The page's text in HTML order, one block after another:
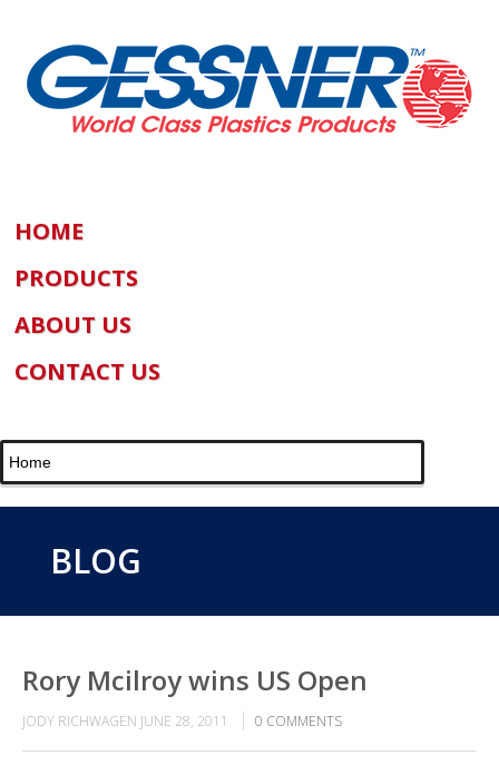
HOME
PRODUCTS
ABOUT US
CONTACT US
BLOG
Rory Mcilroy wins US Open
JODY RICHWAGEN JUNE 28, 2011 0 COMMENTS